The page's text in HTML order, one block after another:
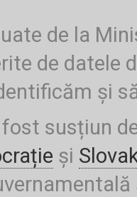
de la
de datele
și
susțiun
și